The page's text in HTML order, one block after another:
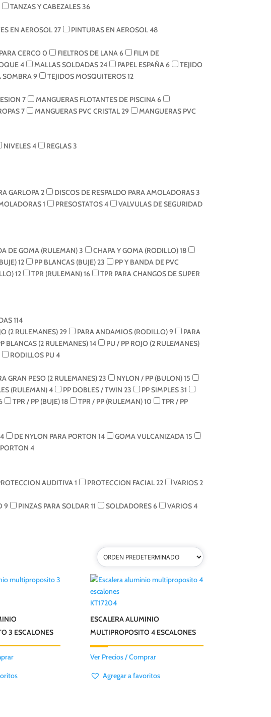
TANZAS Y CABEZALES36
EN AEROSOL27 PINTURAS EN AEROSOL48
CERCO 0 FIELTROS DE LANA6
FILM DE
4 MALLAS SOLDADAS24 PAPEL ESPAÑA6
TEJIDO
SOMBRA9 TEJIDOS MOSQUITEROS12
7 MANGUERAS FLOTANTES DE PISCINA6
7 MANGUERAS PVC CRISTAL29
MANGUERAS PVC
NIVELES4 REGLAS3
GARLOPA2 DISCOS DE RESPALDO PARA AMOLADORAS3
1 PRESOSTATOS4
VALVULAS DE SEGURIDAD
DE GOMA (RULEMAN)3 CHAPA Y GOMA (RODILLO)18
12 PP BLANCAS (BUJE)23
PP Y BANDA DE PVC
12 TPR (RULEMAN)16
TPR PARA CHANGOS DE SUPER
114
(2 RULEMANES)29 PARA ANDAMIOS (RODILLO)9
PARA
BLANCAS (2 RULEMANES)14
PU / PP ROJO (2 RULEMANES)
RODILLOS PU 4
GRAN PESO (2 RULEMANES)23 NYLON / PP (BULON)15
(RULEMAN)4 PP DOBLES / TWIN 23 PP SIMPLES31
TPR / PP (BUJE)18 TPR / PP (RULEMAN)10
TPR / PP
DE NYLON PARA PORTON 14 GOMA VULCANIZADA15
4
AUDITIVA1 PROTECCION FACIAL22 VARIOS2
9 PINZAS PARA SOLDAR 11 SOLDADORES6 VARIOS4
3 ESCALONES
KT17204
ESCALERA ALUMINIO
MULTIPROPOSITO 4 ESCALONES
Ver Precios / Comprar
Agregar a favoritos